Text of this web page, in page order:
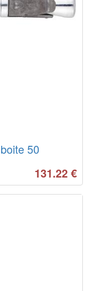
50
131.22€